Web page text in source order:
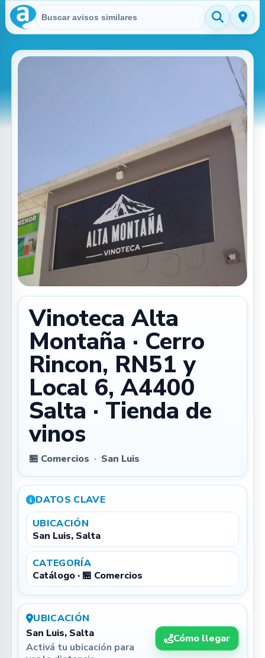
Buscar en Avisitos
Vinoteca Alta
Montaña · Cerro
Rincon, RN51 y
Local 6, A4400
Salta · Tienda de
vinos
🏪 Comercios · San Luis
DATOS CLAVE
UBICACIÓN
San Luis, Salta
CATEGORÍA
Catálogo · 🏪 Comercios
UBICACIÓN
San Luis, Salta
Activá tu ubicación para
Cómo llegar